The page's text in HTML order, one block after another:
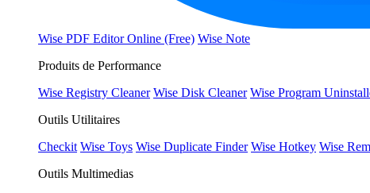
Wise PDF Editor Online (Free) Wise Note
Produits de Performance
Wise Registry Cleaner Wise Disk Cleaner Wise Program
Outils Utilitaires
Checkit Wise Toys Wise Duplicate Finder Wise Hotkey Wise
Outils Multimedias